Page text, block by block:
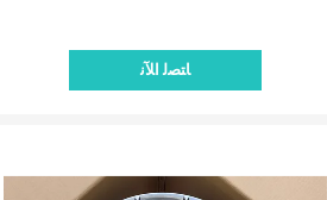
ﺎﺘﺼﻟ ﺍﻶﻧ